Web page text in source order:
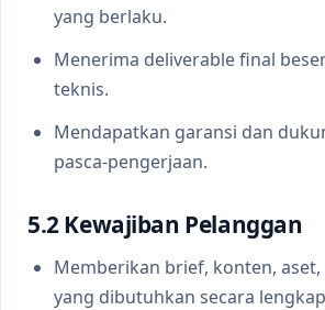
yang berlaku.
Menerima deliverable final
teknis.
Mendapatkan garansi dan
pasca-pengerjaan.
5.2 Kewajiban Pelanggan
Memberikan brief, konten,
yang dibutuhkan secara